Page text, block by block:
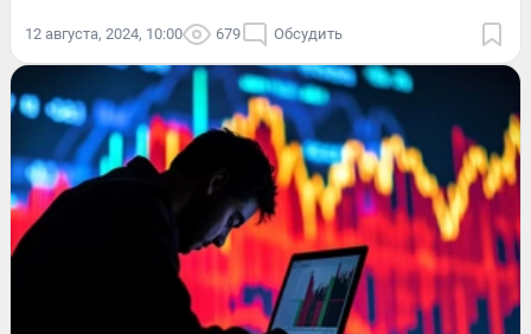
12 августа, 2024, 10:00 679 Обсудить